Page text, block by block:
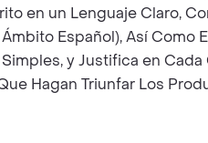
en un Lenguaje Claro,
Español), Así
y Justifica en
Hagan Triunfar Los